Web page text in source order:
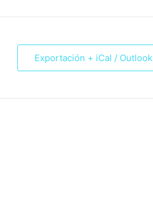
Exportación + iCal / Outlook